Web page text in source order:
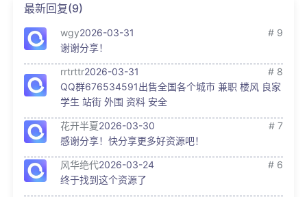
最新回复(9)
wgy2026-03-31
# 9
谢谢分享！
rrtrttr2026-03-31
# 8
QQ群676534591出售全国各个城市 兼职 楼风 良家
学生 站街 外围 资料 安全
花开半夏2026-03-30
# 7
感谢分享！快分享更多好资源吧！
风华绝代2026-03-24
# 6
终于找到这个资源了